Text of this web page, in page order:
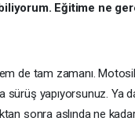
Eğitime ne
de tam zamanı.
yapıyorsunuz. Ya
sonra aslında ne